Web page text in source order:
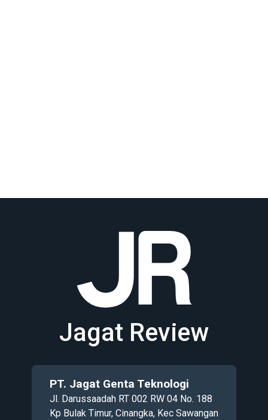
Jagat Review
PT. Jagat Genta Teknologi
Jl. Darussaadah RT 002 RW 04 No. 188
Kp Bulak Timur, Cinangka, Kec Sawangan